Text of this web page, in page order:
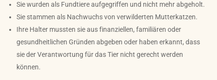
Sie wurden als Fundtiere aufgegriffen und nicht mehr abgeholt.
Sie stammen als Nachwuchs von verwilderten Mutterkatzen.
Ihre Halter mussten sie aus finanziellen, familiären oder
gesundheitlichen Gründen abgeben oder haben erkannt, dass
sie der Verantwortung für das Tier nicht gerecht werden
können.